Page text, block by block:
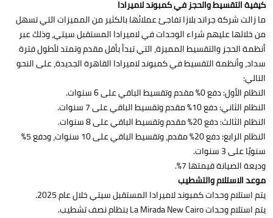
كيفية التقسيط والحجز في كمبوند لاميرادا
ما زالت شركة جراند بلازا تفاجئ عملائها بالكثير من المميزات التي تسهل
من خلالها عليهم شراء الوحدات في لاميرادا المستقبل سيتي، وذلك عبر
أنظمة الحجز والتقسيط المميزة، التي تبدأ بأقل مقدم وتمتد لأطول فترة
سداد، وأنظمة التقسيط في كمبوند لاميرادا القاهرة الجديدة، على النحو
التالي:
النظام الأول: دفع 0% مقدم وتقسيط الباقي على 6 سنوات.
النظام الثاني: دفع 10% مقدم وتقسيط الباقي على 7 سنوات.
النظام الثالث: دفع 20% مقدم وتقسيط الباقي على 8 سنوات.
النظام الرابع: دفع 20% مقدم، وتقسيط الباقي على 10 سنوات، ودفع 5%
سنويًا على 3 سنوات.
وديعة الصيانة قيمتها 7%.
موعد الاستلام والتشطيب
يتم استلام وحدات كمبوند لاميرادا المستقبل سيتي خلال عام 2025.
يتم استلام وحدات La Mirada New Cairo بنظام نصف تشطيب.